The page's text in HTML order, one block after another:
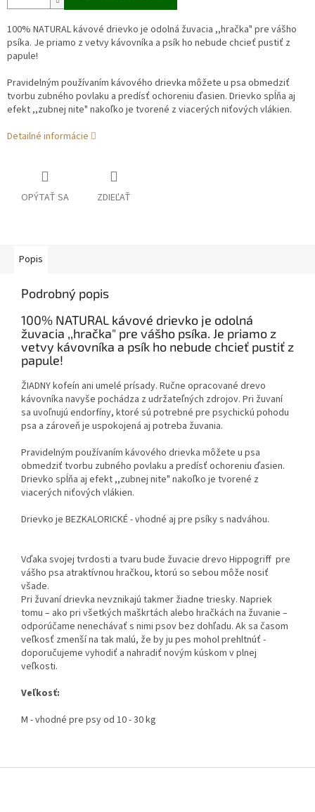
100% NATURAL kávové drievko je odolná žuvacia ,,hračka" pre vášho
psíka. Je priamo z vetvy kávovníka a psík ho nebude chcieť pustiť z
papule!
Pravidelným používaním kávového drievka môžete u psa obmedziť
tvorbu zubného povlaku a predísť ochoreniu ďasien. Drievko spĺňa aj
efekt ,,zubnej nite" nakoľko je tvorené z viacerých niťových vlákien.
Detailné informácie
OPÝTAŤ SA ZDIEĽAŤ
Popis
Podrobný popis
100% NATURAL kávové drievko je odolná
žuvacia ,,hračka" pre vášho psíka. Je priamo z
vetvy kávovníka a psík ho nebude chcieť pustiť z
papule!
ŽIADNY kofeín ani umelé prísady. Ručne opracované drevo
kávovníka navyše pochádza z udržateľných zdrojov. Pri žuvaní
sa uvoľnujú endorfíny, ktoré sú potrebné pre psychickú pohodu
psa a zároveň je uspokojená aj potreba žuvania.
Pravidelným používaním kávového drievka môžete u psa
obmedziť tvorbu zubného povlaku a predísť ochoreniu ďasien.
Drievko spĺňa aj efekt ,,zubnej nite" nakoľko je tvorené z
viacerých niťových vlákien.
Drievko je BEZKALORICKÉ - vhodné aj pre psíky s nadváhou.
Vďaka svojej tvrdosti a tvaru bude žuvacie drevo Hippogriff pre
vášho psa atraktívnou hračkou, ktorú so sebou môže nosiť
všade.
Pri žuvaní drievka nevznikajú takmer žiadne triesky. Napriek
tomu – ako pri všetkých maškrtách alebo hračkách na žuvanie –
odporúčame nenechávať s nimi psov bez dohľadu. Ak sa časom
veľkosť zmenší na tak malú, že by ju pes mohol prehltnúť -
doporučujeme vyhodiť a nahradiť novým kúskom v plnej
veľkosti.
Veľkosť:
M - vhodné pre psy od 10 - 30 kg